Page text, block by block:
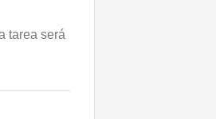
tarea será